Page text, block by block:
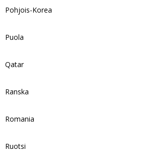
Pohjois-Korea
Puola
Qatar
Ranska
Romania
Ruotsi